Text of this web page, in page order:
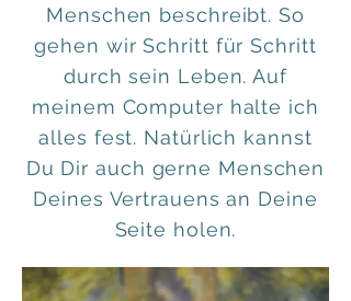
Menschen beschreibt. So
gehen wir Schritt für Schritt
durch sein Leben. Auf
meinem Computer halte ich
alles fest. Natürlich kannst
Du Dir auch gerne Menschen
Deines Vertrauens an Deine
Seite holen.